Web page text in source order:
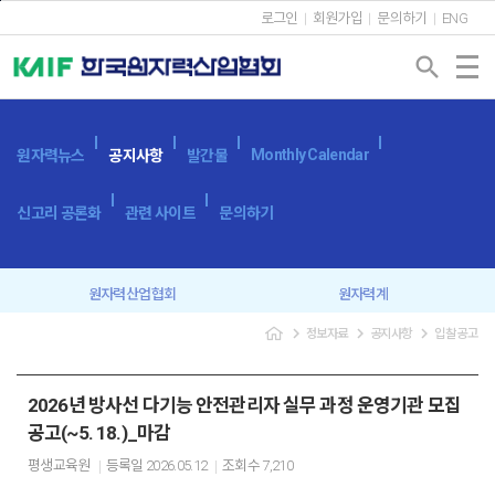
로그인 회원가입 문의하기 ENG
search
원자력뉴스 공지사항 발간물 Monthly Calendar
신고리 공론화 관련 사이트 문의하기
원자력산업협회 원자력계
navigate_next 정보자료 navigate_next 공지사항 navigate_next 입찰공고
2026년 방사선 다기능 안전관리자 실무 과정 운영기관 모집
공고(~5. 18.)_마감
평생교육원 등록일 2026.05.12 조회수 7,210